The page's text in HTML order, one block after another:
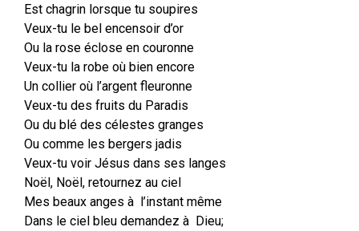
Est chagrin lorsque tu soupires
Veux-tu le bel encensoir d’or
Ou la rose éclose en couronne
Veux-tu la robe où bien encore
Un collier où l’argent fleuronne
Veux-tu des fruits du Paradis
Ou du blé des célestes granges
Ou comme les bergers jadis
Veux-tu voir Jésus dans ses langes
Noël, Noël, retournez au ciel
Mes beaux anges à l’instant même
Dans le ciel bleu demandez à Dieu;